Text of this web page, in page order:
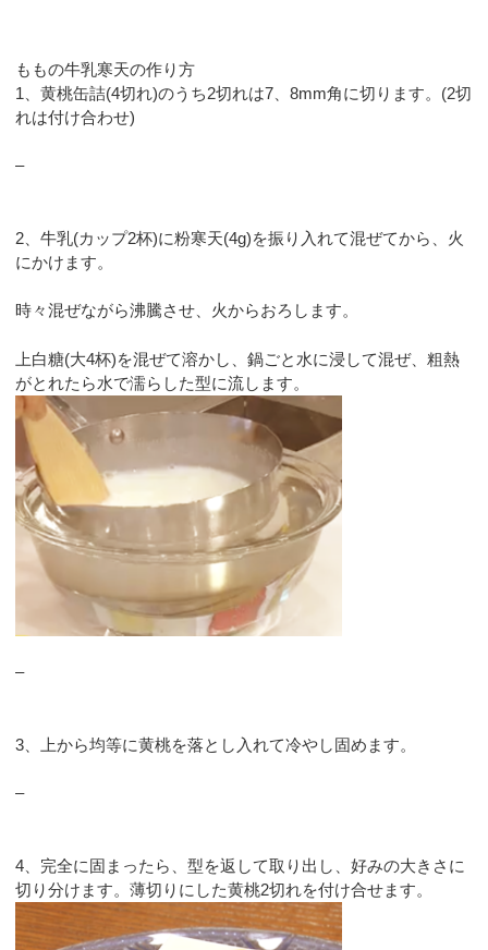
ももの牛乳寒天の作り方
1、黄桃缶詰(4切れ)のうち2切れは7、8mm角に切ります。(2切
れは付け合わせ)
–
2、牛乳(カップ2杯)に粉寒天(4g)を振り入れて混ぜてから、火
にかけます。
時々混ぜながら沸騰させ、火からおろします。
上白糖(大4杯)を混ぜて溶かし、鍋ごと水に浸して混ぜ、粗熱
がとれたら水で濡らした型に流します。
–
3、上から均等に黄桃を落とし入れて冷やし固めます。
–
4、完全に固まったら、型を返して取り出し、好みの大きさに
切り分けます。薄切りにした黄桃2切れを付け合せます。